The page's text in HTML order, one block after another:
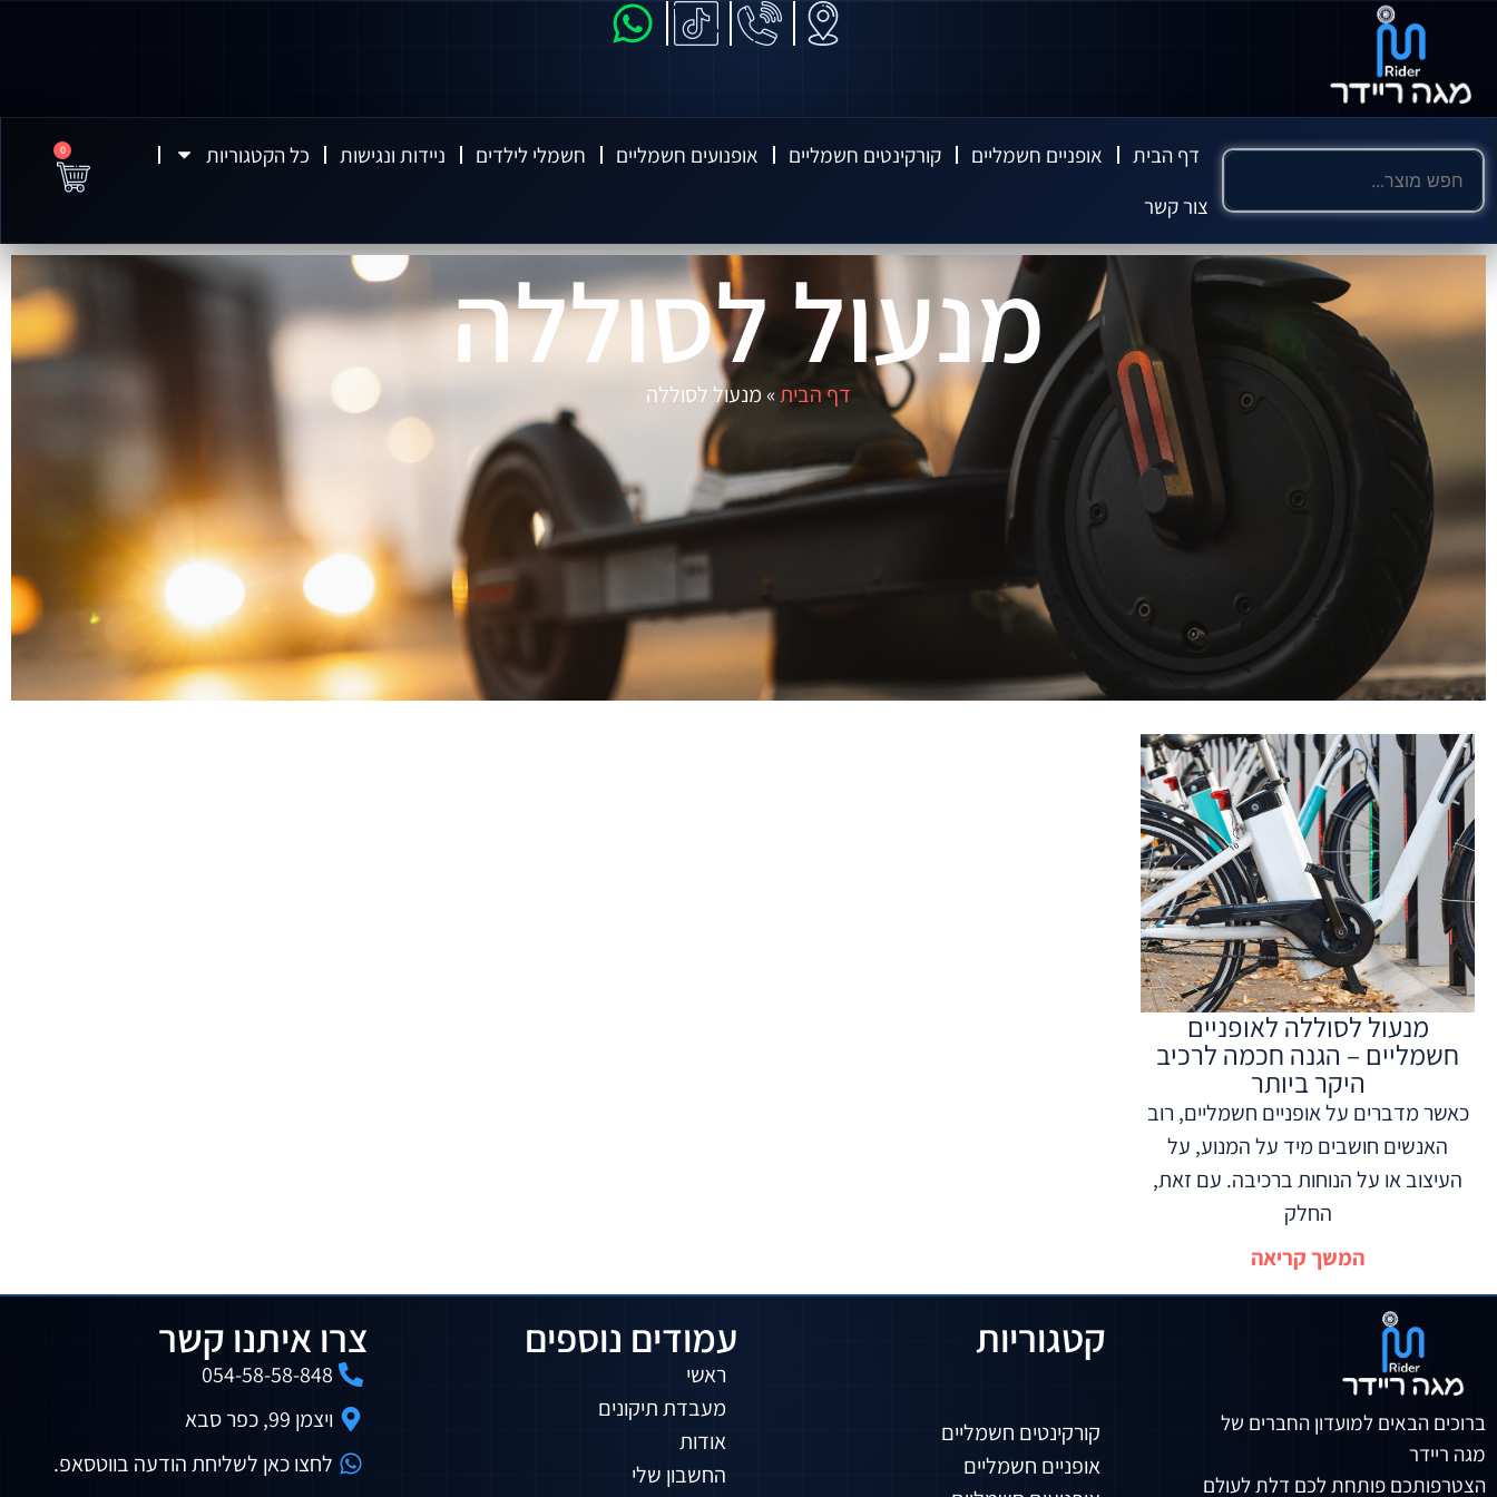
דף הבית אופניים חשמליים קורקינטים חשמליים אופנועים חשמליים חשמלי לילדים ניידות ונגישות
כל הקטגוריות
צור קשר
0
מנעול לסוללה
דף הבית» מנעול לסוללה
מנעול לסוללה לאופניים
חשמליים – הגנה חכמה לרכיב
היקר ביותר
כאשר מדברים על אופניים חשמליים, רוב
האנשים חושבים מיד על המנוע, על
העיצוב או על הנוחות ברכיבה. עם זאת,
החלק
המשך קריאה
ברוכים הבאים למועדון החברים של
מגה ריידר
הצטרפותכם פותחת לכם דלת לעולם
קטגוריות
קורקינטים חשמליים
אופניים חשמליים
עמודים נוספים
ראשי
מעבדת תיקונים
אודות
החשבון שלי
צרו איתנו קשר
054-58-58-848
ויצמן 99, כפר סבא
לחצו כאן לשליחת הודעה בווטסאפ.